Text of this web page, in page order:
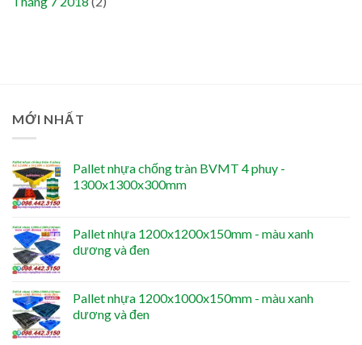
MỚI NHẤT
Pallet nhựa chống tràn BVMT 4 phuy -
1300x1300x300mm
Pallet nhựa 1200x1200x150mm - màu xanh
dương và đen
Pallet nhựa 1200x1000x150mm - màu xanh
dương và đen